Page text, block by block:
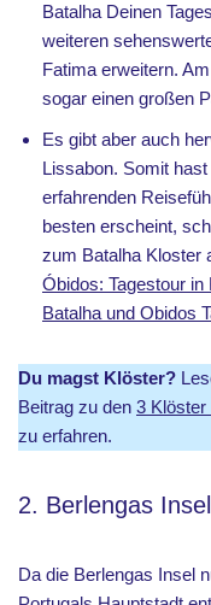
Batalha Deinen
weiteren
Fatima erweitern.
sogar einen großen
Es gibt aber auch
Lissabon. Somit
erfahrenden
besten erscheint,
zum Batalha Kloster
Óbidos: Tagestour in
Batalha und Obidos
Du magst Klöster?
Beitrag zu den 3 Klöster
zu erfahren.
2. Berlengas Insel
Da die Berlengas Insel